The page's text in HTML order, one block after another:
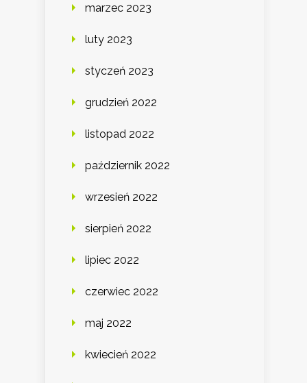
marzec 2023
luty 2023
styczeń 2023
grudzień 2022
listopad 2022
październik 2022
wrzesień 2022
sierpień 2022
lipiec 2022
czerwiec 2022
maj 2022
kwiecień 2022